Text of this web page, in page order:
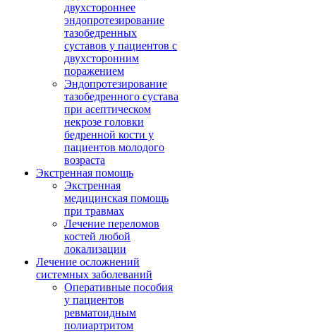
двухстороннее
эндопротезирование
тазобедренных
суставов у пациентов с
двухсторонним
поражением
Эндопротезирование
тазобедренного сустава
при асептическом
некрозе головки
бедренной кости у
пациентов молодого
возраста
Экстренная помощь
Экстренная
медицинская помощь
при травмах
Лечение переломов
костей любой
локализации
Лечение осложнений
системных заболеваний
Оперативные пособия
у пациентов
ревматоидным
полиартритом